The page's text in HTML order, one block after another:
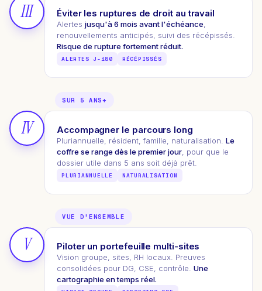
III Éviter les ruptures de droit au travail
Alertes jusqu'à 6 mois avant l'échéance,
renouvellements anticipés, suivi des récépissés.
Risque de rupture fortement réduit.
ALERTES J-180 RÉCÉPISSÉS
SUR 5 ANS+
IV Accompagner le parcours long
Pluriannuelle, résident, famille, naturalisation. Le
coffre se range dès le premier jour, pour que le
dossier utile dans 5 ans soit déjà prêt.
PLURIANNUELLE NATURALISATION
VUE D'ENSEMBLE
V Piloter un portefeuille multi-sites
Vision groupe, sites, RH locaux. Preuves
consolidées pour DG, CSE, contrôle. Une
cartographie en temps réel.